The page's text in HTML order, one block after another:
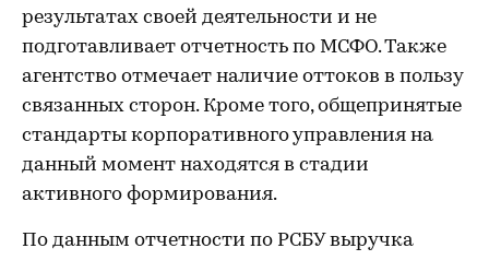
результатах своей деятельности и не
подготавливает отчетность по МСФО. Также
агентство отмечает наличие оттоков в пользу
связанных сторон. Кроме того, общепринятые
стандарты корпоративного управления на
данный момент находятся в стадии
активного формирования.
По данным отчетности по РСБУ выручка